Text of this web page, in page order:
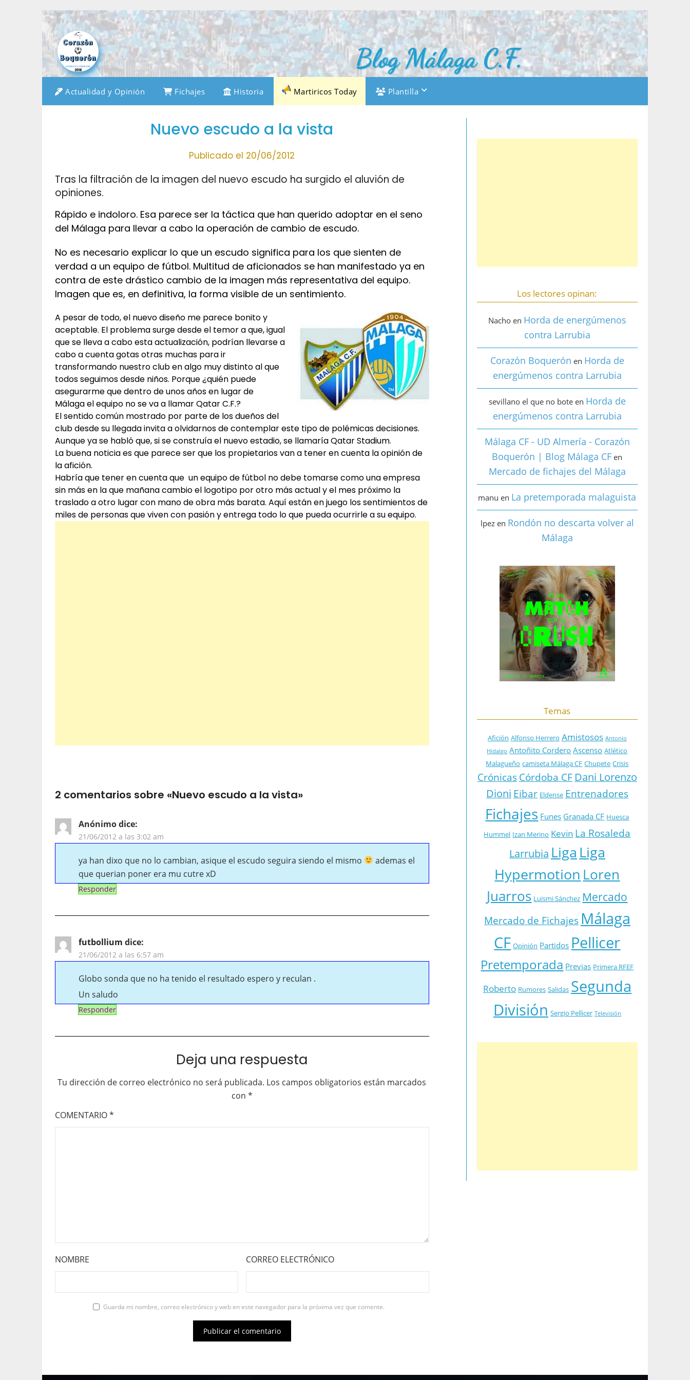
Blog Málaga C.F.
Actualidad y Opinión Fichajes Historia Martiricos Today Plantilla
Nuevo escudo a la vista
Publicado el 20/06/2012
Tras la filtración de la imagen del nuevo escudo ha surgido el aluvión de
opiniones.
Rápido e indoloro. Esa parece ser la táctica que han querido adoptar en el seno
del Málaga para llevar a cabo la operación de cambio de escudo.
No es necesario explicar lo que un escudo significa para los que sienten de
verdad a un equipo de fútbol. Multitud de aficionados se han manifestado ya en
contra de este drástico cambio de la imagen más representativa del equipo.
Imagen que es, en definitiva, la forma visible de un sentimiento.
A pesar de todo, el nuevo diseño me parece bonito y
aceptable. El problema surge desde el temor a que, igual
que se lleva a cabo esta actualización, podrían llevarse a
cabo a cuenta gotas otras muchas para ir
transformando nuestro club en algo muy distinto al que
todos seguimos desde niños. Porque ¿quién puede
asegurarme que dentro de unos años en lugar de
Málaga el equipo no se va a llamar Qatar C.F.?
El sentido común mostrado por parte de los dueños del
club desde su llegada invita a olvidarnos de contemplar este tipo de polémicas decisiones.
Aunque ya se habló que, si se construía el nuevo estadio, se llamaría Qatar Stadium.
La buena noticia es que parece ser que los propietarios van a tener en cuenta la opinión de
la afición.
Habría que tener en cuenta que un equipo de fútbol no debe tomarse como una empresa
sin más en la que mañana cambio el logotipo por otro más actual y el mes próximo la
traslado a otro lugar con mano de obra más barata. Aquí están en juego los sentimientos de
miles de personas que viven con pasión y entrega todo lo que pueda ocurrirle a su equipo.
2 comentarios sobre «Nuevo escudo a la vista»
Anónimodice:
21/06/2012 a las 3:02 am
ya han dixo que no lo cambian, asique el escudo seguira siendo el mismo
ademas el
que querian poner era mu cutre xD
Responder
futbollium dice:
21/06/2012 a las 6:57 am
Globo sonda que no ha tenido el resultado espero y reculan .
Un saludo
Responder
Deja una respuesta
Tu dirección de correo electrónico no será publicada. Los campos obligatorios están marcados
con *
COMENTARIO*
NOMBRE CORREO ELECTRÓNICO
Guarda mi nombre, correo electrónico y web en este navegador para la próxima vez que comente.
Los lectores opinan:
Nachoen Horda de energúmenos
contra Larrubia
Corazón Boquerón en Horda de
energúmenos contra Larrubia
sevillano el que no boteen Horda de
energúmenos contra Larrubia
Málaga CF - UD Almería - Corazón
Boquerón | Blog Málaga CF en
Mercado de fichajes del Málaga
manu en La pretemporada malaguista
lpezen Rondón no descarta volver al
Málaga
Temas
Afición Alfonso Herrero Amistosos Antonio
Hidalgo Antoñito Cordero Ascenso Atlético
Malagueño camiseta Málaga CF Chupete Crisis
Crónicas Córdoba CF Dani Lorenzo
Dioni Eibar Eldense Entrenadores
Fichajes Funes Granada CF Huesca
Hummel Izan Merino Kevin La Rosaleda
Larrubia Liga Liga
Hypermotion Loren
Juarros Luismi Sánchez Mercado
Mercado de Fichajes Málaga
CF Opinión Partidos Pellicer
Pretemporada Previas Primera RFEF
Roberto Rumores Salidas Segunda
División Sergio Pellicer Televisión